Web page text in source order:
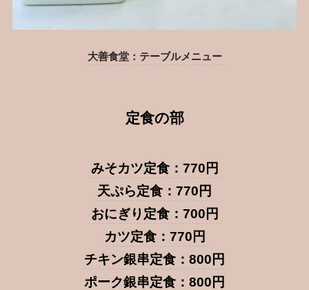
大善食堂：テーブルメニュー
定食の部
みそカツ定食：770円
天ぷら定食：770円
おにぎり定食：700円
カツ定食：770円
チキン銀串定食：800円
ポーク銀串定食：800円